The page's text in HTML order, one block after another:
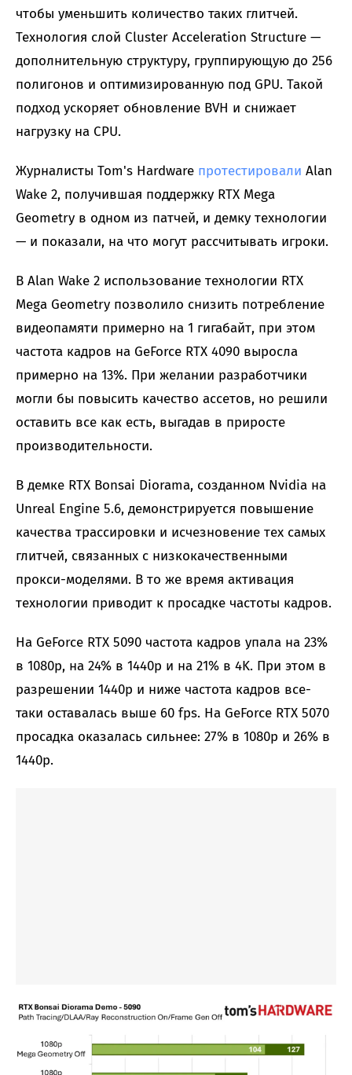
чтобы уменьшить количество таких глитчей.
Технология слой Cluster Acceleration Structure —
дополнительную структуру, группирующую до 256
полигонов и оптимизированную под GPU. Такой
подход ускоряет обновление BVH и снижает
нагрузку на CPU.
Журналисты Tom's Hardware протестировали Alan
Wake 2, получившая поддержку RTX Mega
Geometry в одном из патчей, и демку технологии
— и показали, на что могут рассчитывать игроки.
В Alan Wake 2 использование технологии RTX
Mega Geometry позволило снизить потребление
видеопамяти примерно на 1 гигабайт, при этом
частота кадров на GeForce RTX 4090 выросла
примерно на 13%. При желании разработчики
могли бы повысить качество ассетов, но решили
оставить все как есть, выгадав в приросте
производительности.
В демке RTX Bonsai Diorama, созданном Nvidia на
Unreal Engine 5.6, демонстрируется повышение
качества трассировки и исчезновение тех самых
глитчей, связанных с низкокачественными
прокси-моделями. В то же время активация
технологии приводит к просадке частоты кадров.
На GeForce RTX 5090 частота кадров упала на 23%
в 1080p, на 24% в 1440p и на 21% в 4K. При этом в
разрешении 1440p и ниже частота кадров все-
таки оставалась выше 60 fps. На GeForce RTX 5070
просадка оказалась сильнее: 27% в 1080p и 26% в
1440p.